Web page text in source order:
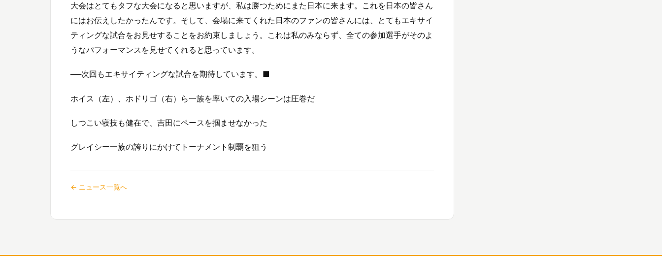
大会はとてもタフな大会になると思いますが、私は勝つためにまた日本に来ます。これを日本の皆さん
にはお伝えしたかったんです。そして、会場に来てくれた日本のファンの皆さんには、とてもエキサイ
ティングな試合をお見せすることをお約束しましょう。これは私のみならず、全ての参加選手がそのよ
うなパフォーマンスを見せてくれると思っています。
──次回もエキサイティングな試合を期待しています。■
ホイス（左）、ホドリゴ（右）ら一族を率いての入場シーンは圧巻だ
しつこい寝技も健在で、吉田にペースを掴ませなかった
グレイシー一族の誇りにかけてトーナメント制覇を狙う
← ニュース一覧へ